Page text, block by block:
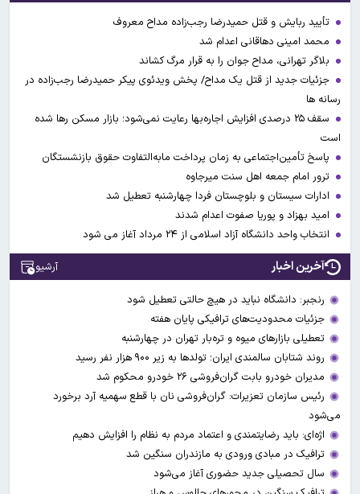
تأیید ربایش و قتل حمیدرضا رجب‌زاده مداح معروف
محمد امینی دهاقانی اعدام شد
بلاگر تهرانی، مداح جوان را به قرار مرگ کشاند
جزئیات جدید از قتل یک مداح/ پخش ویدئوی پیکر حمیدرضا رجب‌زاده در
رسانه ها
سقف ۲۵ درصدی افزایش اجاره‌بها رعایت نمی‌شود؛ بازار مسکن رها شده
است
پاسخ تأمین‌اجتماعی به زمان پرداخت مابه‌التفاوت حقوق بازنشستگان
ترور امام جمعه اهل سنت میرجاوه
ادارات سیستان و بلوچستان فردا چهارشنبه تعطیل شد
امید بهزاد و پوریا صفوت اعدام شدند
انتخاب واحد دانشگاه آزاد اسلامی از ۲۴ مرداد آغاز می شود
آخرین اخبار آرشیو
رنجبر: دانشگاه نباید در هیچ حالتی تعطیل شود
جزئیات محدودیت‌های ترافیکی پایان هفته
تعطیلی بازارهای میوه ‌و تره‌بار تهران در چهارشنبه
روند شتابان سالمندی ایران؛ تولدها به زیر ۹۰۰ هزار نفر رسید
مدیران خودرو بابت گران‌فروشی ۲۶ خودرو محکوم شد
رئیس سازمان تعزیرات: گران‌فروشی نان با قطع سهمیه آرد برخورد
می‌شود
اژه‌ای: باید رضایتمندی و اعتماد مردم به نظام را افزایش دهیم
ترافیک در مبادی ورودی به مازندران سنگین شد
سال تحصیلی جدید حضوری آغاز می‌شود